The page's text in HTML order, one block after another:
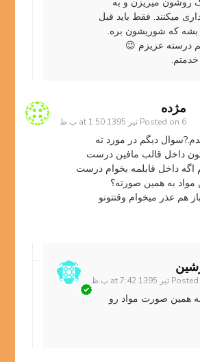
میکنند. فقط باید قبل
که شوریشون بره.
درسته عزیزم 😉
مژده
Posted on 6 تیر 1395 at 1:50 ب.ظ
دیگم در مورد ته
داخل قالب مافین درست
اگه داخل قابلمه بخوام درست
مواد به همین صورته؟
هم عذر میخوام وقتتونو
به همین صورت مواد رو